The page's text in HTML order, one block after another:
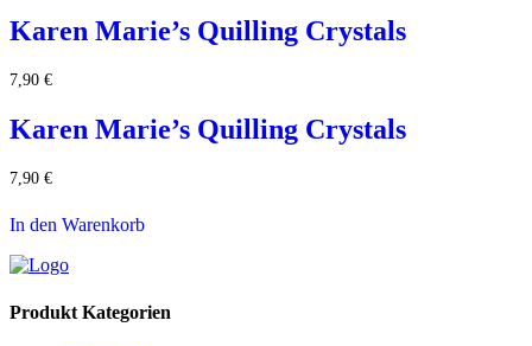
Karen Marie’s Quilling Crystals
7,90 €
Karen Marie’s Quilling Crystals
7,90 €
In den Warenkorb
Produkt Kategorien